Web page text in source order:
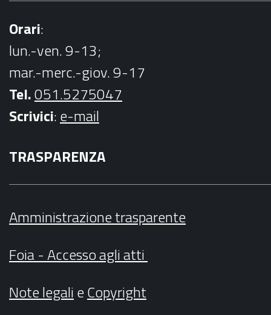
Orari:
lun.-ven. 9-13;
mar.-merc.-giov. 9-17
Tel.051.5275047
Scrivici:e-mail
TRASPARENZA
Amministrazione trasparente
Foia - Accesso agli atti
Note legalieCopyright